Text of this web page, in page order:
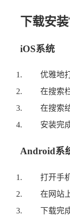
下载安
iOS系统
优雅地
在搜索
在搜索
安装完
Android系
打开手
在网站
下载完